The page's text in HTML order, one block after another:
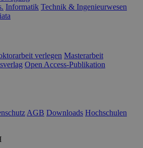
Informatik Technik & Ingenieurwesen
verlegen Masterarbeit
Open Access-Publikation
AGB Downloads Hochschulen